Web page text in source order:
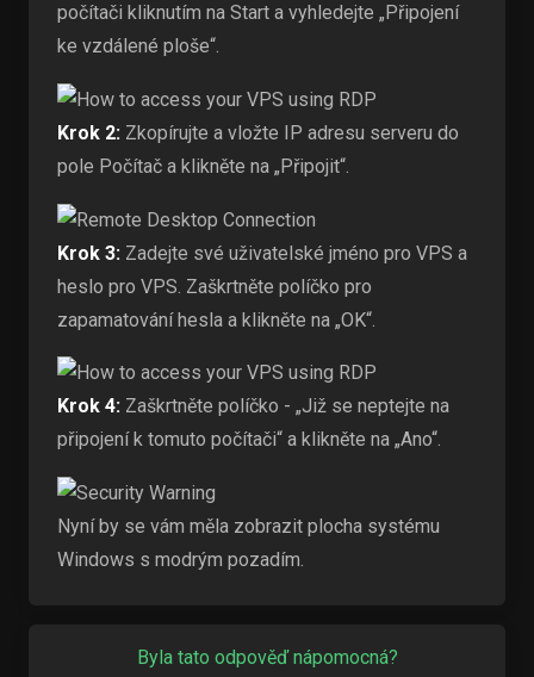
počítači kliknutím na Start a vyhledejte „Připojení
ke vzdálené ploše“.
Krok 2: Zkopírujte a vložte IP adresu serveru do
pole Počítač a klikněte na „Připojit“.
Krok 3: Zadejte své uživatelské jméno pro VPS a
heslo pro VPS. Zaškrtněte políčko pro
zapamatování hesla a klikněte na „OK“.
Krok 4: Zaškrtněte políčko - „Již se neptejte na
připojení k tomuto počítači“ a klikněte na „Ano“.
Nyní by se vám měla zobrazit plocha systému
Windows s modrým pozadím.
Byla tato odpověď nápomocná?